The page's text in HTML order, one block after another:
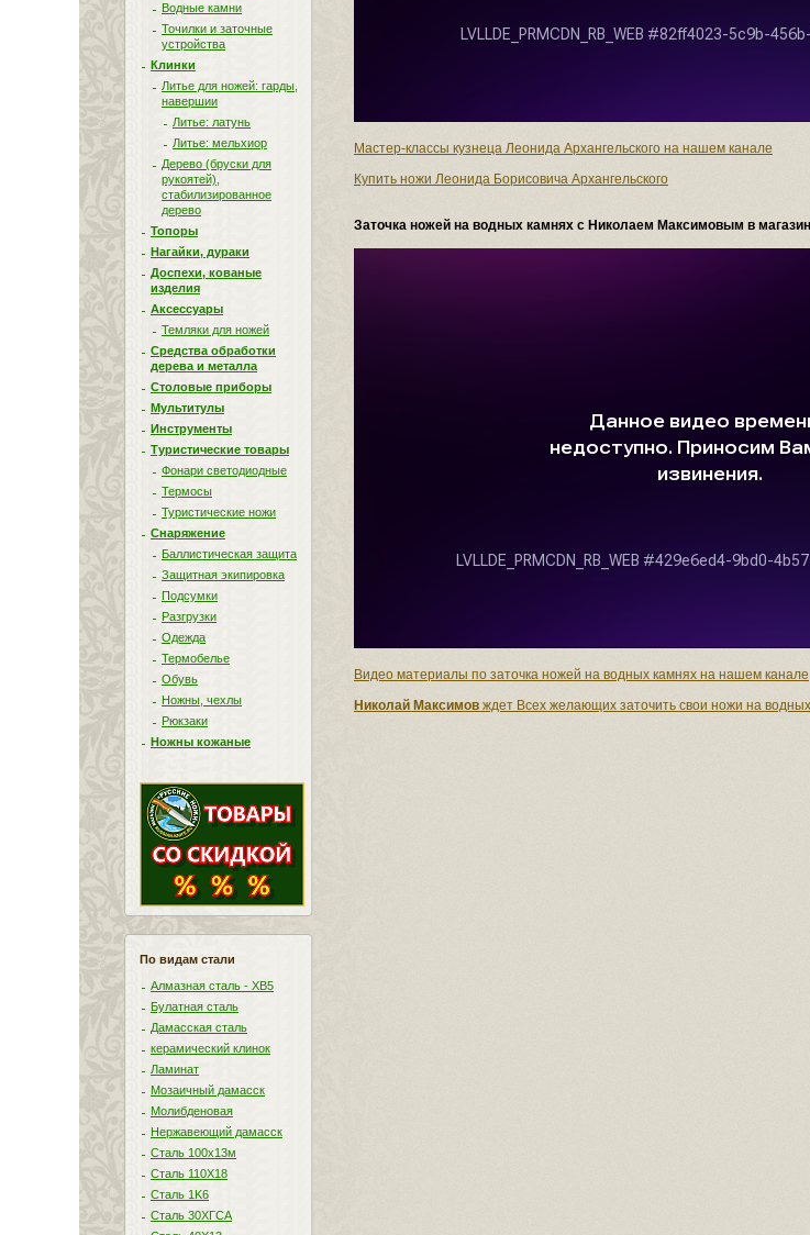
Водные камни
Точилки и заточные
устройства
Клинки
Литье для ножей: гарды,
навершии
Литье: латунь
Литье: мельхиор
Дерево (бруски для
рукоятей),
стабилизированное
дерево
Топоры
Нагайки, дураки
Доспехи, кованые
изделия
Аксессуары
Темляки для ножей
Средства обработки
дерева и металла
Столовые приборы
Мультитулы
Инструменты
Туристические товары
Фонари светодиодные
Термосы
Туристические ножи
Снаряжение
Баллистическая защита
Защитная экипировка
Подсумки
Разгрузки
Одежда
Термобелье
Обувь
Ножны, чехлы
Рюкзаки
Ножны кожаные
По видам стали
Алмазная сталь - ХВ5
Булатная сталь
Дамасская сталь
керамический клинок
Ламинат
Мозаичный дамасск
Молибденовая
Нержавеющий дамасск
Сталь 100х13м
Сталь 110Х18
Сталь 1K6
Сталь 30ХГСА
Мастер-классы кузнеца Леонида Архангельского на нашем канале
Купить ножи Леонида Борисовича Архангельского
Заточка ножей на водных камнях с Николаем Максимовым в
Видео материалы по заточка ножей на водных камнях на нашем канале
Николай Максимов ждет Всех желающих заточить свои ножи на